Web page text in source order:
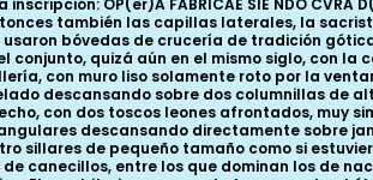
OP(er)A FABRICAE SIE NDO CVRA
también las capillas laterales, la
bóvedas de crucería de tradición
quizá aún en el mismo siglo, con
con muro liso solamente roto por la
descansando sobre dos columnillas de
con dos toscos leones afrontados, muy
descansando directamente sobre
sillares de pequeño tamaño como si
canecillos, entre los que dominan los de